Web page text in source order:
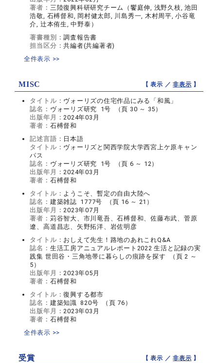
著者： 三陸復興科研研究チーム（饗庭伸, 浅野久枝, 池田
浩敬, 石榑督和, 岡村健太郎, 川島秀一, 木村周平, 小谷竜
介, 辻本侑生, 中野泰）
著書種別：調査報告書
担当区分：共編者(共編著者)
全件表示 >>
MISC 【 表示 ／非表示 】
タイトル： ヴォーリズの住宅作品にみる「和風」
誌名： ヴォーリズ研究 1号 （頁 30 ～ 35）
出版年月：2024年03月
著者： 石榑督和
記述言語： 日本語
タイトル： ヴォーリズと関西学院大学西宮上ケ原キャン
パス
誌名： ヴォーリズ研究 1号 （頁 6 ～ 12）
出版年月：2024年03月
著者： 石榑督和
タイトル： ようこそ、暫定の自由大陸へ
誌名： 建築雑誌 1777号 （頁 16 ～ 21）
出版年月：2023年07月
著者： 苅谷智大、市川竜吾、石榑督和、佐藤布武、菅原
遼、高道昌志、矢野拓洋、岩佐明彦
タイトル： おしえて先生！路地のあれこれQ&A
誌名： 生活工房アニュアルレポート2022 生活と記録の実
践集 世田谷・三角地帯に暮らしの痕跡を探す （頁 2 ～
5）
出版年月：2023年05月
著者： 石榑督和
タイトル：復興する都市
誌名： 建築知識 820号 （頁 76）
出版年月：2023年03月
著者： 石榑督和
全件表示 >>
受賞 【 表示 ／非表示 】